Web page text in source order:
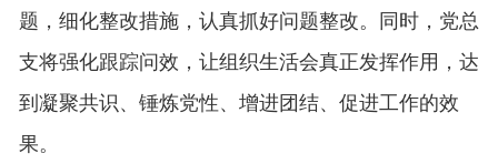
题，细化整改措施，认真抓好问题整改。同时，党总
支将强化跟踪问效，让组织生活会真正发挥作用，达
到凝聚共识、锤炼党性、增进团结、促进工作的效
果。